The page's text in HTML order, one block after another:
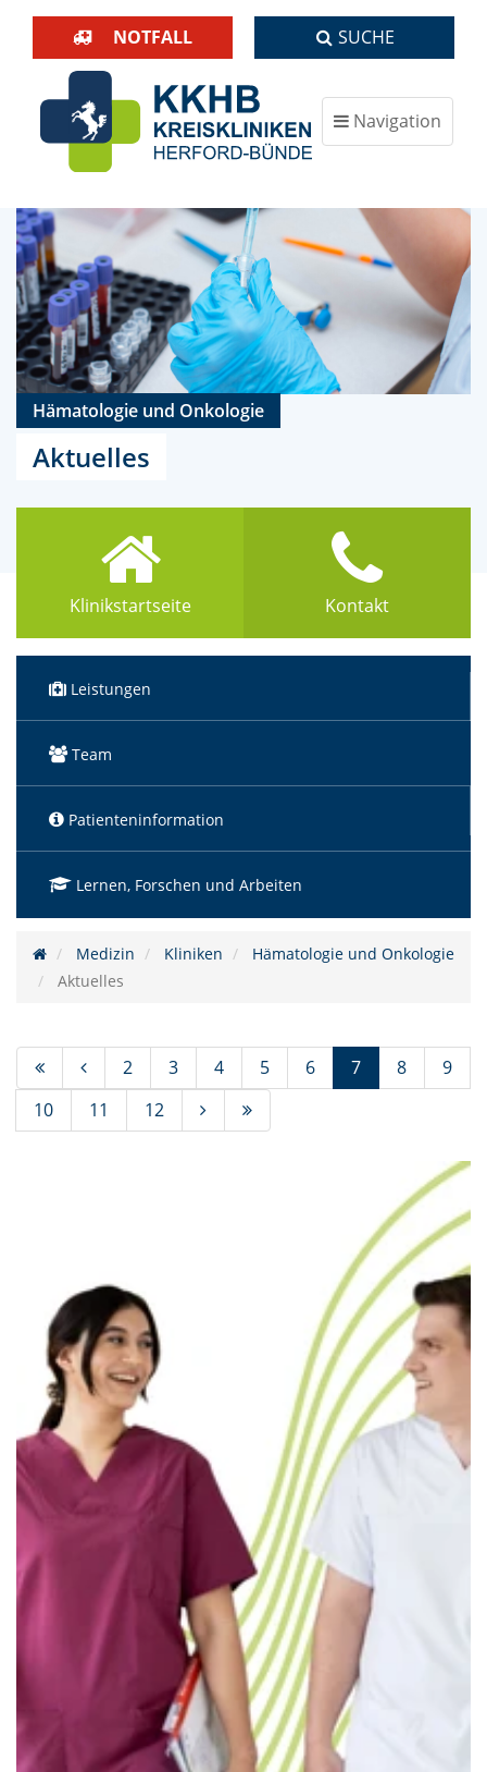
NOTFALL SUCHE
Navigation
ein-/ausblenden
Hämatologie und Onkologie
Aktuelles
Klinikstartseite Kontakt
Leistungen
Team
Patienteninformation
Lernen, Forschen und Arbeiten
Medizin Kliniken
Hämatologie und Onkologie
Aktuelles
2 3 4 5 6 7(Standort)
8
9
10
11 12